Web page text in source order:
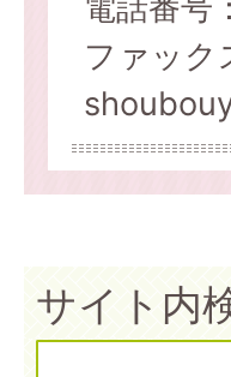
ファッ
サイト内